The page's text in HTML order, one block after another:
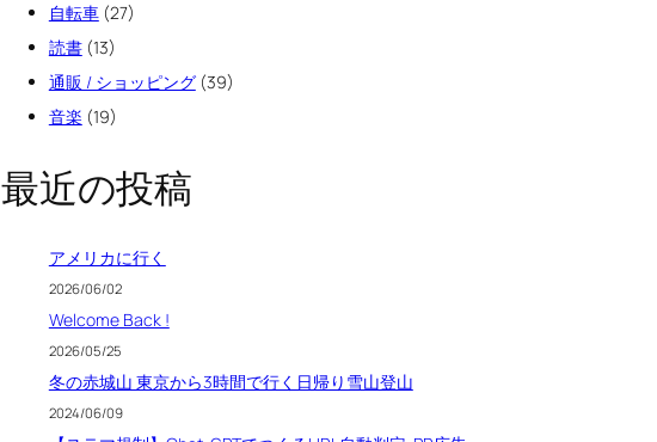
自転車(27)
読書(13)
通販 / ショッピング(39)
音楽 (19)
最近の投稿
アメリカに行く
2026/06/02
Welcome Back !
2026/05/25
冬の赤城山 東京から3時間で行く日帰り雪山登山
2024/06/09